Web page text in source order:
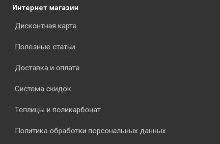
Интернет магазин
Дисконтная карта
Полезные статьи
Доставка и оплата
Система скидок
Теплицы и поликарбонат
Политика обработки персональных данных